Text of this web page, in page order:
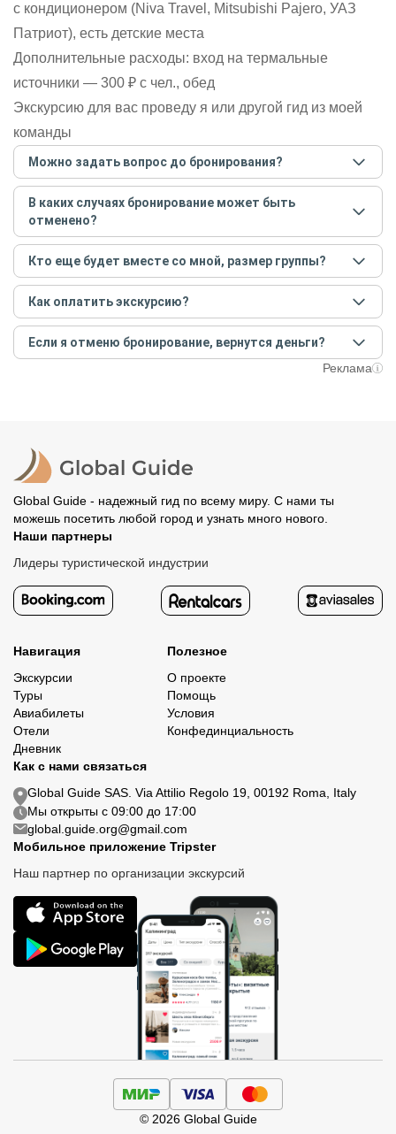
с кондиционером (Niva Travel, Mitsubishi Pajero, УАЗ
Патриот), есть детские места
Дополнительные расходы: вход на термальные
источники — 300 ₽ с чел., обед
Экскурсию для вас проведу я или другой гид из моей
команды
Можно задать вопрос до бронирования?
Достаточно перейти по ссылке «Задать вопрос» и
написать гиду. Платить при этом не нужно. Сначала
согласуйте с гидом интересующие вас вопросы и после
этого бронируйте экскурсию.Задать вопрос.
В каких случаях бронирование может быть
отменено?
Только в случае неблагоприятных погодных условий,
например, если экскурсия на кораблике, а по прогнозу
погоды аномально-сильный ветер. При этом гид
предупредит вас об отмене, а мы вернем предоплату на
карту. Во всех остальных случаях экскурсия состоится.
Кто еще будет вместе со мной, размер группы?
Если экскурсия индивидуальная, гид проведет встречу
только для вас и вашей компании. Если групповая — на
экскурсии будут другие участники, размер зависит от
условий конкретной экскурсии.
Как оплатить экскурсию?
Создайте заказ на удобную дату и время, и внесите
предоплату как можно скорее, чтобы другие
путешественники не заняли ваше место. После этого
организатору напрямую не требуется.
Если я отменю бронирование, вернутся деньги?
При отмене за 48 часов или раньше мы вернем всюРеклама
Global Guide - надежный гид по всему миру. С нами ты
можешь посетить любой город и узнать много нового.
Наши партнеры
Лидеры туристической индустрии
Навигация
Экскурсии
Туры
Авиабилеты
Отели
Дневник
Полезное
О проекте
Помощь
Условия
Конфединциальность
Как с нами связаться
Global Guide SAS. Via Attilio Regolo 19, 00192 Roma, Italy
Мы открыты с 09:00 до 17:00
global.guide.org@gmail.com
Мобильное приложение Tripster
Наш партнер по организации экскурсий
© 2026 Global Guide